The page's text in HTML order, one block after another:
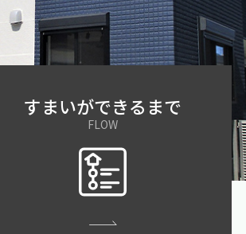
すまいができるまで
FLOW